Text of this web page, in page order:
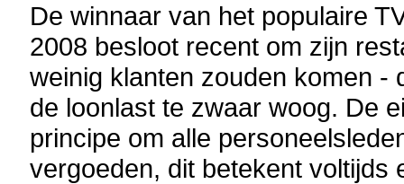
De winnaar van het populaire
2008 besloot recent om zijn
weinig klanten zouden komen -
de loonlast te zwaar woog. De
principe om alle
vergoeden, dit betekent voltijds